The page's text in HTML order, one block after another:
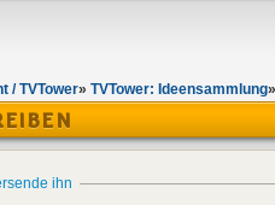
/ TVTower» TVTower: Ideensammlung
ihn